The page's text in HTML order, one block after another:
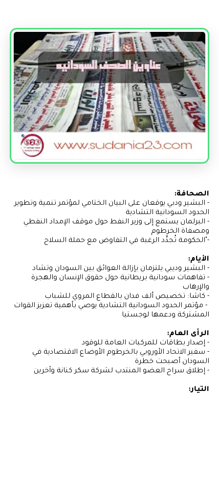
الصحافة:
- البشير ودبي يوقعان على البيان الختامي لمؤتمر تنمية وتطوير
الحدود السودانية التشادية
- البرلمان يستمع إلى وزير النفط حول موقف الإمداد النفطي
ومصفاة الخرطوم
-"الحكومة تُجدِّد الرغبة في التفاوض مع حملة السلاح
الأيام:
- البشير وديبي يلتزمان بإزالة العوائق بين السودان وتشاد
- تفاهمات سودانية بريطانية حول حقوق الإنسان والهجرة
والإرهاب
- كاشا: تخصيص ألف فدان بالقطاع المروي للشباب
- مؤتمر الحدود السودانية التشادية يوصي بأهمية تعزيز القوات
المشتركة ودعمها لوجستيا
الرأى العام:
- إصدار بطاقات للمركبات العامة للوقود
- سفير الاتحاد الأوروبي بالخرطوم الأوضاع الاقتصادية في
السودان أصبحت خطرة
- إطلاق سراح العضو المنتدب لشركة سكر كنانة وآخرين
التيار: